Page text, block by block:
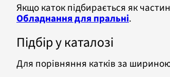
Якщо каток підбирається як
Обладнання для пральні.
Підбір у каталозі
Для порівняння катків за